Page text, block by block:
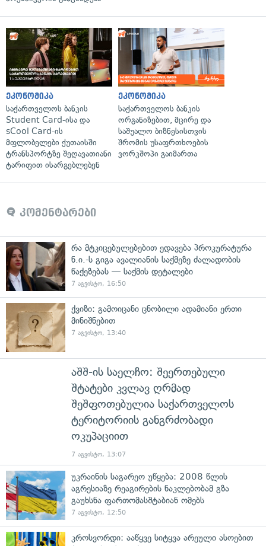
ეკონომიკა
საქართველოს ბანკის
Student Card-ისა და
sCool Card-ის
მფლობელები ქუთაისში
ტრანსპორტზე შეღავათიანი
ტარიფით ისარგებლებენ
ეკონომიკა
საქართველოს ბანკის
ორგანიზებით, მცირე და
საშუალო ბიზნესისთვის
შრომის უსაფრთხოების
ვორკშოპი გაიმართა
კომენტარები
რა მტკიცებულებებით ედავება პროკურატურა
ნ.ი.-ს გიგა ავალიანის საქმეზე ძალადობის
წაქეზებას — საქმის დეტალები
7 აგვისტო, 16:50
ქვიზი: გამოიცანი ცნობილი ადამიანი ერთი
მინიშნებით
7 აგვისტო, 13:40
აშშ-ის საელჩო: შეერთებული
შტატები კვლავ ღრმად
შეშფოთებულია საქართველოს
ტერიტორიის განგრძობადი
ოკუპაციით
7 აგვისტო, 13:07
უკრაინის საგარეო უწყება: 2008 წლის
აგრესიაზე რეაგირების ნაკლებობამ გზა
გაუხსნა ფართომასშტაბიან ომებს
7 აგვისტო, 12:50
კროსვორდი: ააწყვე სიტყვა არეული ასოებით